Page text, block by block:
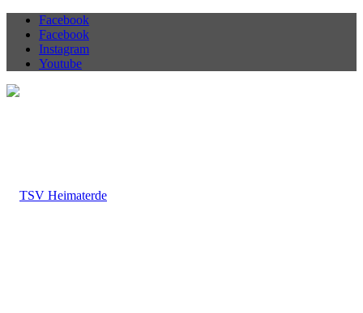
Facebook
Facebook
Instagram
Youtube